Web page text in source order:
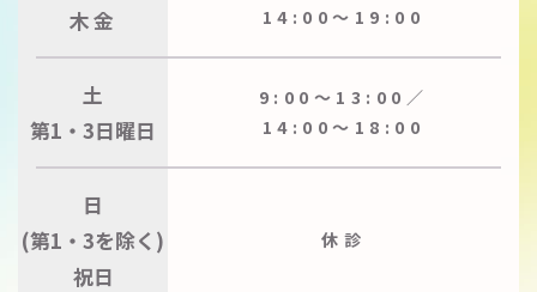
木金
14:00〜19:00
土
第1・3日曜日
9:00〜13:00／
14:00〜18:00
日
(第1・3を除く)
祝日
休診